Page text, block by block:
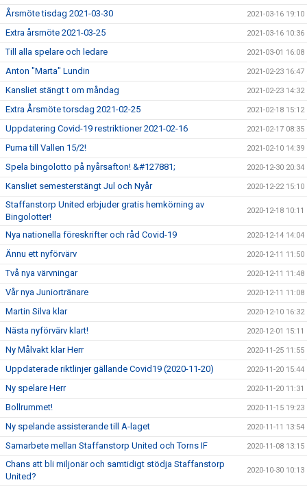
Årsmöte tisdag 2021-03-30 2021-03-16 19:10
Extra årsmöte 2021-03-25 2021-03-16 10:36
Till alla spelare och ledare 2021-03-01 16:08
Anton "Marta" Lundin 2021-02-23 16:47
Kansliet stängt t om måndag 2021-02-23 14:32
Extra Årsmöte torsdag 2021-02-25 2021-02-18 15:12
Uppdatering Covid-19 restriktioner 2021-02-16 2021-02-17 08:35
Puma till Vallen 15/2! 2021-02-10 14:39
Spela bingolotto på nyårsafton! &#127881; 2020-12-30 20:34
Kansliet semesterstängt Jul och Nyår 2020-12-22 15:10
Staffanstorp United erbjuder gratis hemkörning av
Bingolotter!
2020-12-18 10:11
Nya nationella föreskrifter och råd Covid-19 2020-12-14 14:04
Ännu ett nyförvärv 2020-12-11 11:50
Två nya värvningar 2020-12-11 11:48
Vår nya Juniortränare 2020-12-11 11:08
Martin Silva klar 2020-12-10 16:32
Nästa nyförvärv klart! 2020-12-01 15:11
Ny Målvakt klar Herr 2020-11-25 11:55
Uppdaterade riktlinjer gällande Covid19 (2020-11-20) 2020-11-20 15:44
Ny spelare Herr 2020-11-20 11:31
Bollrummet! 2020-11-15 19:23
Ny spelande assisterande till A-laget 2020-11-11 13:54
Samarbete mellan Staffanstorp United och Torns IF 2020-11-08 13:15
Chans att bli miljonär och samtidigt stödja Staffanstorp
United?
2020-10-30 10:13